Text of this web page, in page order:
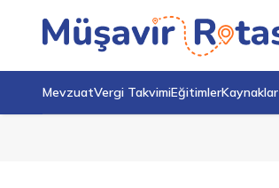
MevzuatVergi TakvimiEğitimlerKaynaklar